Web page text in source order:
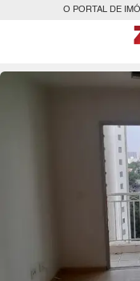
O PORTAL DE